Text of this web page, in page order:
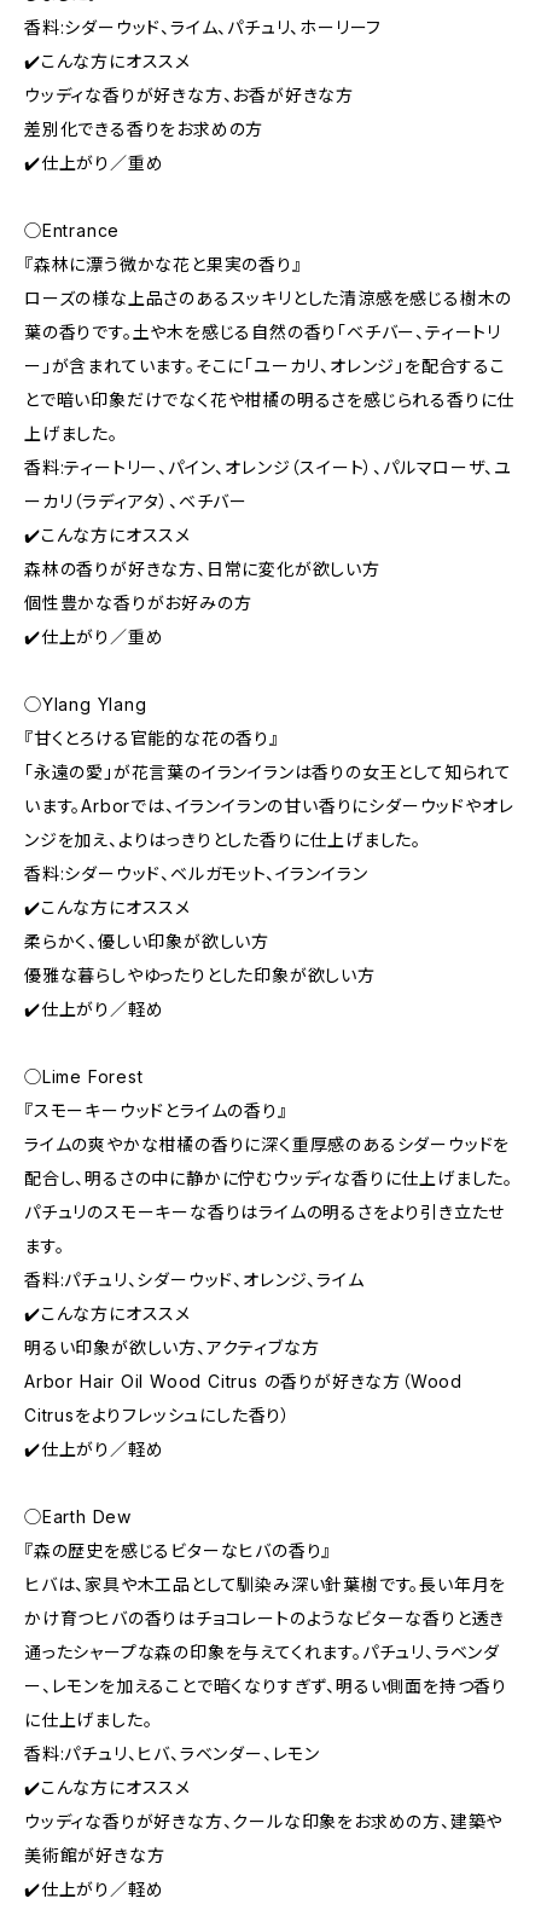
香料:シダーウッド、ライム、パチュリ、ホーリーフ
✔️こんな方にオススメ
ウッディな香りが好きな方、お香が好きな方
差別化できる香りをお求めの方
✔️仕上がり／重め
◯Entrance
『森林に漂う微かな花と果実の香り』
ローズの様な上品さのあるスッキリとした清涼感を感じる樹木の
葉の香りです。土や木を感じる自然の香り「ベチバー、ティートリ
ー」が含まれています。そこに「ユーカリ、オレンジ」を配合するこ
とで暗い印象だけでなく花や柑橘の明るさを感じられる香りに仕
上げました。
香料:ティートリー、パイン、オレンジ（スイート）、パルマローザ、ユ
ーカリ（ラディアタ）、ベチバー
✔️こんな方にオススメ
森林の香りが好きな方、日常に変化が欲しい方
個性豊かな香りがお好みの方
✔️仕上がり／重め
◯Ylang Ylang
『甘くとろける官能的な花の香り』
「永遠の愛」が花言葉のイランイランは香りの女王として知られて
います。Arborでは、イランイランの甘い香りにシダーウッドやオレ
ンジを加え、よりはっきりとした香りに仕上げました。
香料:シダーウッド、ベルガモット、イランイラン
✔️こんな方にオススメ
柔らかく、優しい印象が欲しい方
優雅な暮らしやゆったりとした印象が欲しい方
✔️仕上がり／軽め
◯Lime Forest
『スモーキーウッドとライムの香り』
ライムの爽やかな柑橘の香りに深く重厚感のあるシダーウッドを
配合し、明るさの中に静かに佇むウッディな香りに仕上げました。
パチュリのスモーキーな香りはライムの明るさをより引き立たせ
ます。
香料:パチュリ、シダーウッド、オレンジ、ライム
✔️こんな方にオススメ
明るい印象が欲しい方、アクティブな方
Arbor Hair Oil Wood Citrus の香りが好きな方（Wood
Citrusをよりフレッシュにした香り）
✔️仕上がり／軽め
◯Earth Dew
『森の歴史を感じるビターなヒバの香り』
ヒバは、家具や木工品として馴染み深い針葉樹です。長い年月を
かけ育つヒバの香りはチョコレートのようなビターな香りと透き
通ったシャープな森の印象を与えてくれます。パチュリ、ラベンダ
ー、レモンを加えることで暗くなりすぎず、明るい側面を持つ香り
に仕上げました。
香料:パチュリ、ヒバ、ラベンダー、レモン
✔️こんな方にオススメ
ウッディな香りが好きな方、クールな印象をお求めの方、建築や
美術館が好きな方
✔️仕上がり／軽め